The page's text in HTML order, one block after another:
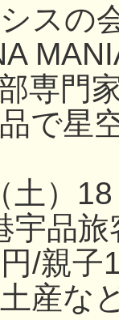
スの
専門
で星
）18
品旅
/親子
産な